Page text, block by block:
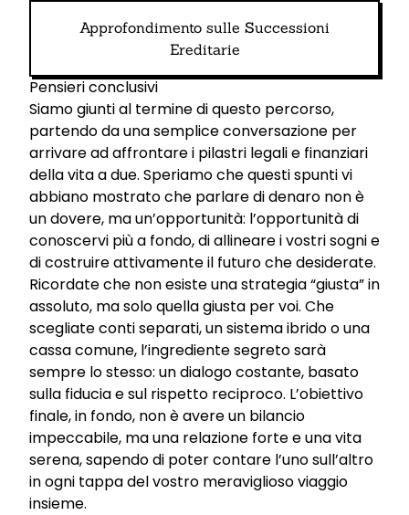
Approfondimento sulle Successioni
Ereditarie
Pensieri conclusivi
Siamo giunti al termine di questo percorso,
partendo da una semplice conversazione per
arrivare ad affrontare i pilastri legali e finanziari
della vita a due. Speriamo che questi spunti vi
abbiano mostrato che parlare di denaro non è
un dovere, ma un’opportunità: l’opportunità di
conoscervi più a fondo, di allineare i vostri sogni e
di costruire attivamente il futuro che desiderate.
Ricordate che non esiste una strategia “giusta” in
assoluto, ma solo quella giusta per voi. Che
scegliate conti separati, un sistema ibrido o una
cassa comune, l’ingrediente segreto sarà
sempre lo stesso: un dialogo costante, basato
sulla fiducia e sul rispetto reciproco. L’obiettivo
finale, in fondo, non è avere un bilancio
impeccabile, ma una relazione forte e una vita
serena, sapendo di poter contare l’uno sull’altro
in ogni tappa del vostro meraviglioso viaggio
insieme.